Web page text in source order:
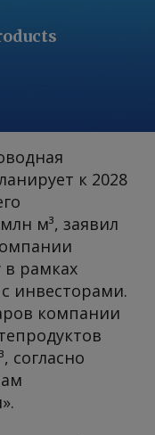
к 2028
м³, заявил
рамках
инвесторами.
компании
согласно